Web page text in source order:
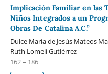
Implicación Familiar en las
Niños Integrados a un
Obras De Catalina A.C.”
Dulce María de Jesús Mateos
Ruth Lomelí Gutiérrez
162 – 186